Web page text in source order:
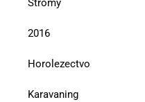
Stromy
2016
Horolezectvo
Karavaning